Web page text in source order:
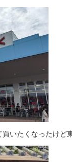
いたくなったけど